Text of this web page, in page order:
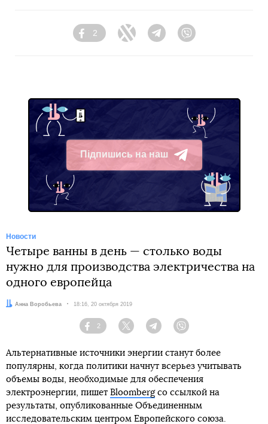
Facebook
2
Twitter TelegramViber
Підпишись на наш
Telegram
Новости
Четыре ванны в день — столько воды
нужно для производства электричества на
одного европейца
Автор:
Анна Воробьева Дата:
18:16, 20 октября 2019
Facebook
2
Twitter TelegramViber
Альтернативные источники энергии станут более
популярны, когда политики начнут всерьез учитывать
объемы воды, необходимые для обеспечения
электроэнергии, пишет Bloombergсо ссылкой на
результаты, опубликованные Объединенным
исследовательским центром Европейского союза.